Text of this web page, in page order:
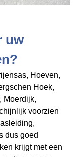
uw
Hoeven,
Hoek,
Moerdijk,
voorzien
dus goed
krijgt met een